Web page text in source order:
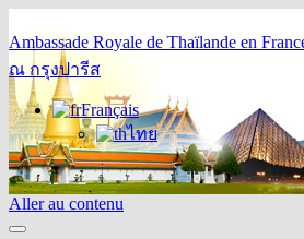
Ambassade Royale de Thaïlande en
ณ กรุงปารีส
Français
ไทย
Aller au contenu